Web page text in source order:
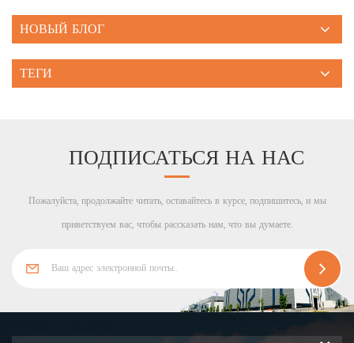
НОВЫЙ БЛОГ
ТЕГИ
ПОДПИСАТЬСЯ НА НАС
Пожалуйста, продолжайте читать, оставайтесь в курсе, подпишитесь, и мы
приветствуем вас, чтобы рассказать нам, что вы думаете.